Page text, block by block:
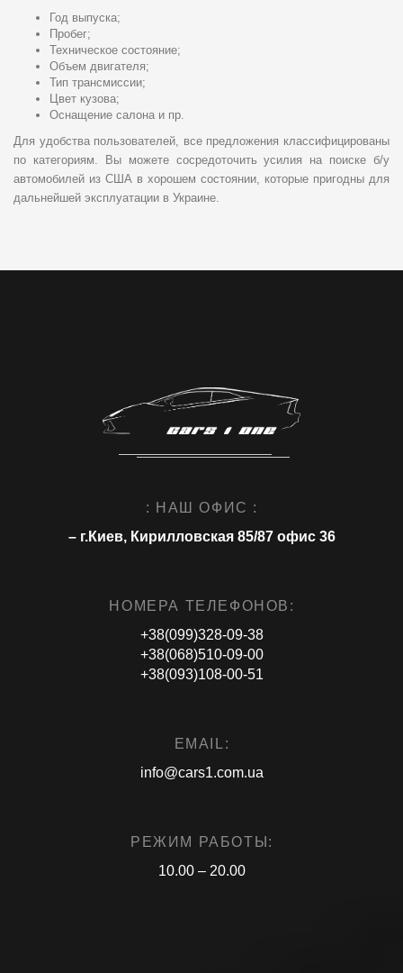
Год выпуска;
Пробег;
Техническое состояние;
Объем двигателя;
Тип трансмиссии;
Цвет кузова;
Оснащение салона и пр.
Для удобства пользователей, все предложения классифицированы
по категориям. Вы можете сосредоточить усилия на поиске б/у
автомобилей из США в хорошем состоянии, которые пригодны для
дальнейшей эксплуатации в Украине.
: НАШ ОФИС :
– г.Киев, Кирилловская 85/87 офис 36
НОМЕРА ТЕЛЕФОНОВ:
+38(099)328-09-38
+38(068)510-09-00
+38(093)108-00-51
EMAIL:
info@cars1.com.ua
РЕЖИМ РАБОТЫ:
10.00 – 20.00